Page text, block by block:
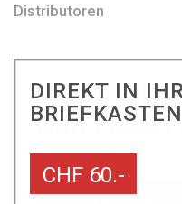
Distributoren
DIREKT IN
BRIEFKASTEN
CHF 60.-